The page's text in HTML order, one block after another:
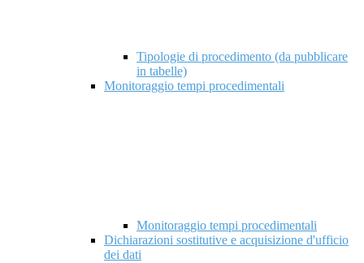
Tipologie di procedimento (da pubblicare
in tabelle)
Monitoraggio tempi procedimentali
Monitoraggio tempi procedimentali
Dichiarazioni sostitutive e acquisizione d'ufficio
dei dati